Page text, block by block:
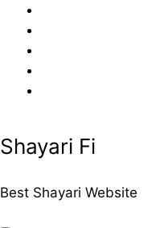
content
Shayari Fi
Best Shayari Website